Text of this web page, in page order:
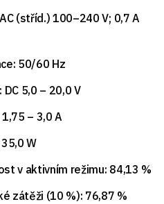
(stříd.) 100–240 V; 0,7 A
50/60 Hz
5,0 – 20,0 V
– 3,0 A
W
v aktivním režimu: 84,13 %
zátěži (10 %): 76,87 %